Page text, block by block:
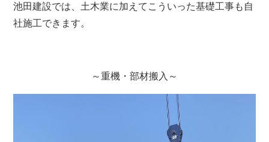
池田建設では、土木業に加えてこういった基礎工事も自
社施工できます。
～重機・部材搬入～